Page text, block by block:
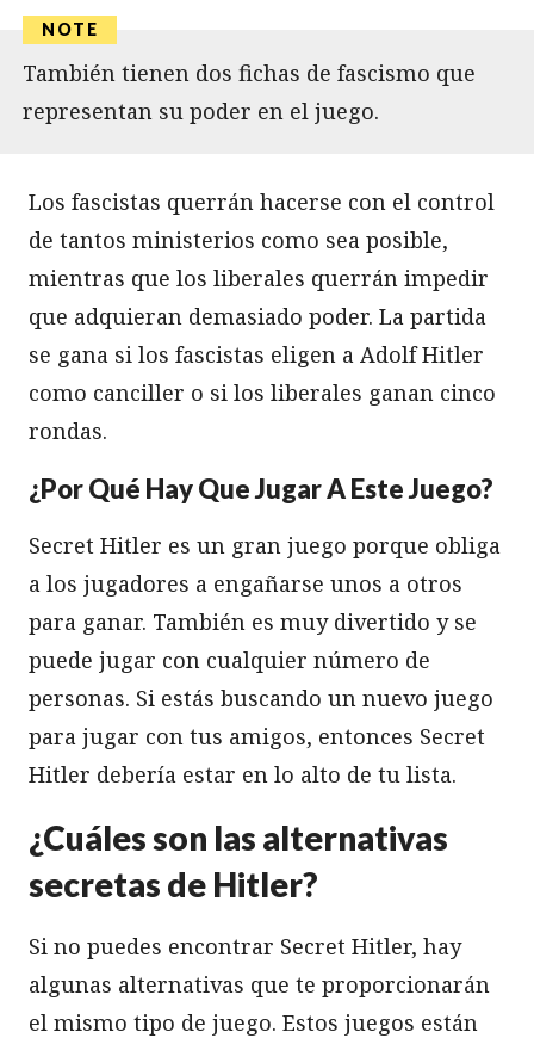
También tienen dos fichas de fascismo que
representan su poder en el juego.
Los fascistas querrán hacerse con el control
de tantos ministerios como sea posible,
mientras que los liberales querrán impedir
que adquieran demasiado poder. La partida
se gana si los fascistas eligen a Adolf Hitler
como canciller o si los liberales ganan cinco
rondas.
¿Por Qué Hay Que Jugar A Este Juego?
Secret Hitler es un gran juego porque obliga
a los jugadores a engañarse unos a otros
para ganar. También es muy divertido y se
puede jugar con cualquier número de
personas. Si estás buscando un nuevo juego
para jugar con tus amigos, entonces Secret
Hitler debería estar en lo alto de tu lista.
¿Cuáles son las alternativas
secretas de Hitler?
Si no puedes encontrar Secret Hitler, hay
algunas alternativas que te proporcionarán
el mismo tipo de juego. Estos juegos están